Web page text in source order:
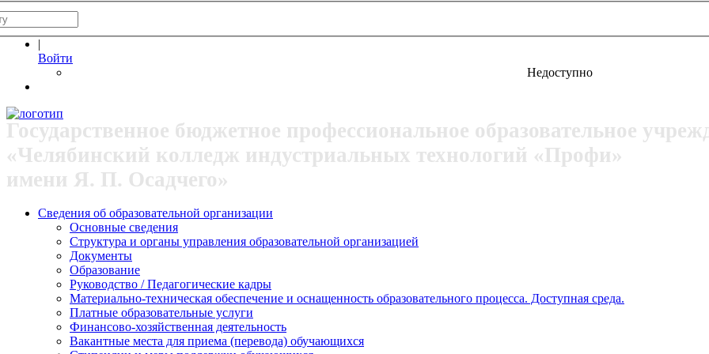
|
Войти
Недоступно
Государственное бюджетное профессиональное образовательное
«Челябинский колледж индустриальных технологий «Профи»
имени Я. П. Осадчего»
Сведения об образовательной организации
Основные сведения
Структура и органы управления образовательной организацией
Документы
Образование
Руководство / Педагогические кадры
Материально-техническая обеспечение и оснащенность образовательного процесса. Доступная среда.
Платные образовательные услуги
Финансово-хозяйственная деятельность
Вакантные места для приема (перевода) обучающихся